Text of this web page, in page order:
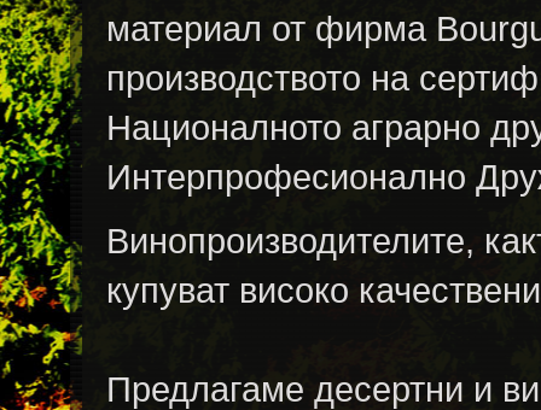
материал от фирма
производството на
Националното аграрно
Интерпрофесионално
Винопроизводителите,
купуват високо
Предлагаме десертни и